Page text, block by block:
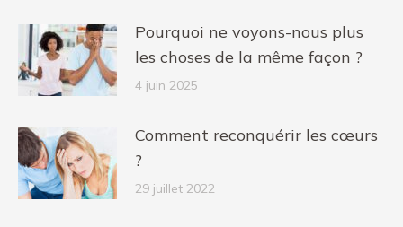
Pourquoi ne voyons-nous plus
les choses de la même façon ?
4 juin 2025
Comment reconquérir les cœurs
?
29 juillet 2022